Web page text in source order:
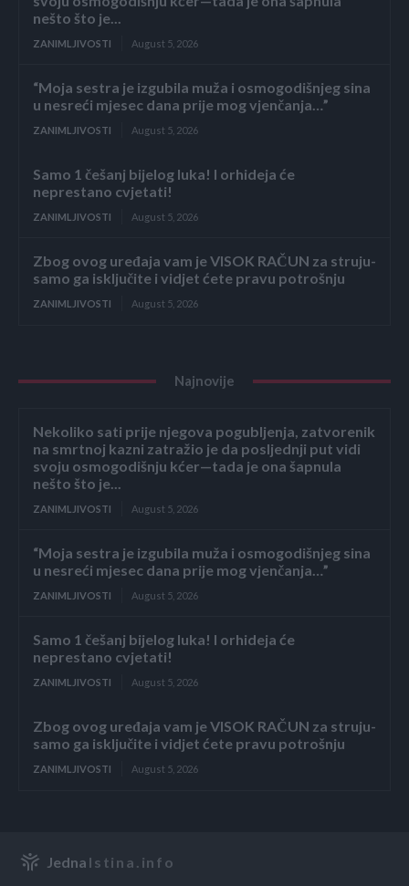
nešto što je...
ZANIMLJIVOSTI August 5, 2026
“Moja sestra je izgubila muža i osmogodišnjeg sina
u nesreći mjesec dana prije mog vjenčanja…”
ZANIMLJIVOSTI August 5, 2026
Samo 1 češanj bijelog luka! I orhideja će
neprestano cvjetati!
ZANIMLJIVOSTI August 5, 2026
Zbog ovog uređaja vam je VISOK RAČUN za struju-
samo ga isključite i vidjet ćete pravu potrošnju
ZANIMLJIVOSTI August 5, 2026
Najnovije
Nekoliko sati prije njegova pogubljenja, zatvorenik
na smrtnoj kazni zatražio je da posljednji put vidi
svoju osmogodišnju kćer—tada je ona šapnula
nešto što je...
ZANIMLJIVOSTI August 5, 2026
“Moja sestra je izgubila muža i osmogodišnjeg sina
u nesreći mjesec dana prije mog vjenčanja…”
ZANIMLJIVOSTI August 5, 2026
Samo 1 češanj bijelog luka! I orhideja će
neprestano cvjetati!
ZANIMLJIVOSTI August 5, 2026
Zbog ovog uređaja vam je VISOK RAČUN za struju-
samo ga isključite i vidjet ćete pravu potrošnju
ZANIMLJIVOSTI August 5, 2026
Jedna Istina.info